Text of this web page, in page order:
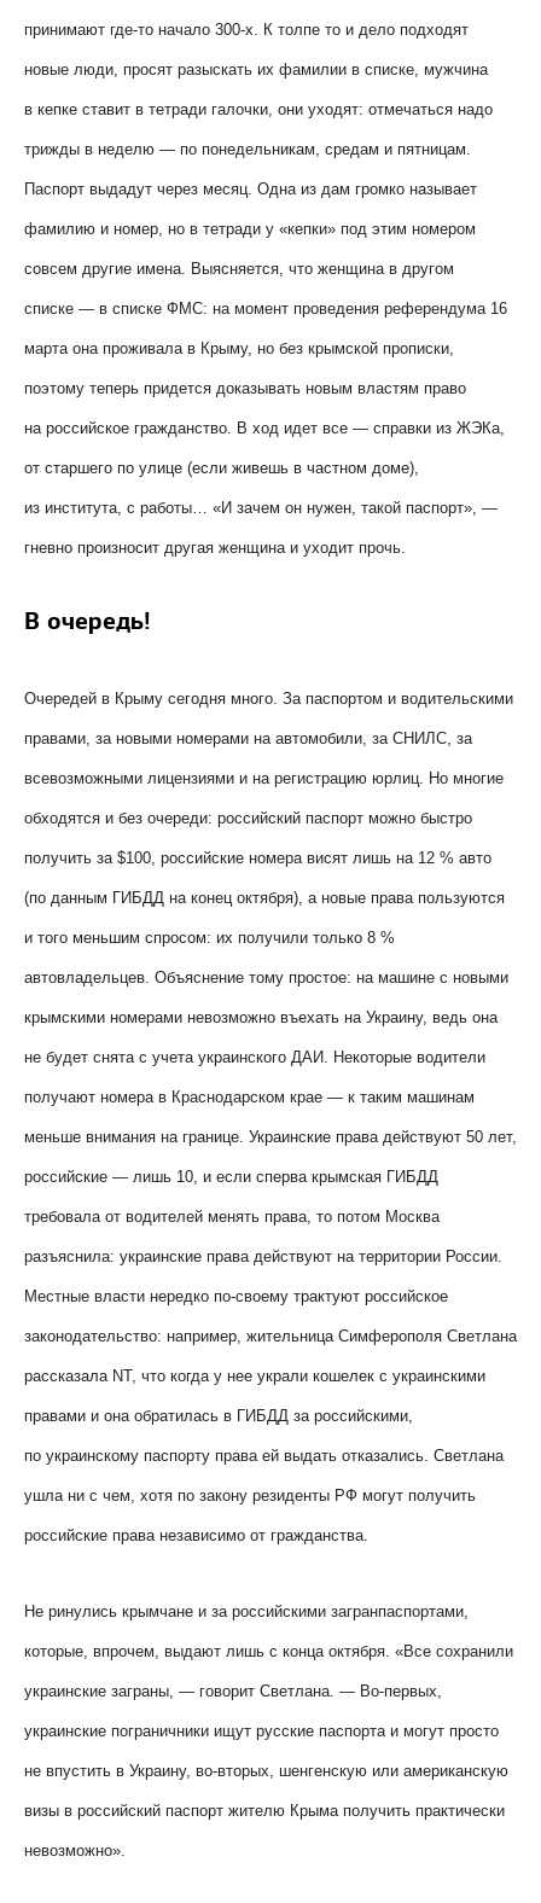
принимают где-то начало 300-х. К толпе то и дело подходят
новые люди, просят разыскать их фамилии в списке, мужчина
в кепке ставит в тетради галочки, они уходят: отмечаться надо
трижды в неделю — по понедельникам, средам и пятницам.
Паспорт выдадут через месяц. Одна из дам громко называет
фамилию и номер, но в тетради у «кепки» под этим номером
совсем другие имена. Выясняется, что женщина в другом
списке — в списке ФМС: на момент проведения референдума 16
марта она проживала в Крыму, но без крымской прописки,
поэтому теперь придется доказывать новым властям право
на российское гражданство. В ход идет все — справки из ЖЭКа,
от старшего по улице (если живешь в частном доме),
из института, с работы… «И зачем он нужен, такой паспорт», —
гневно произносит другая женщина и уходит прочь.
В очередь!
Очередей в Крыму сегодня много. За паспортом и водительскими
правами, за новыми номерами на автомобили, за СНИЛС, за
всевозможными лицензиями и на регистрацию юрлиц. Но многие
обходятся и без очереди: российский паспорт можно быстро
получить за $100, российские номера висят лишь на 12 % авто
(по данным ГИБДД на конец октября), а новые права пользуются
и того меньшим спросом: их получили только 8 %
автовладельцев. Объяснение тому простое: на машине с новыми
крымскими номерами невозможно въехать на Украину, ведь она
не будет снята с учета украинского ДАИ. Некоторые водители
получают номера в Краснодарском крае — к таким машинам
меньше внимания на границе. Украинские права действуют 50 лет,
российские — лишь 10, и если сперва крымская ГИБДД
требовала от водителей менять права, то потом Москва
разъяснила: украинские права действуют на территории России.
Местные власти нередко по-своему трактуют российское
законодательство: например, жительница Симферополя Светлана
рассказала NT, что когда у нее украли кошелек с украинскими
правами и она обратилась в ГИБДД за российскими,
по украинскому паспорту права ей выдать отказались. Светлана
ушла ни с чем, хотя по закону резиденты РФ могут получить
российские права независимо от гражданства.
Не ринулись крымчане и за российскими загранпаспортами,
которые, впрочем, выдают лишь с конца октября. «Все сохранили
украинские заграны, — говорит Светлана. — Во-первых,
украинские пограничники ищут русские паспорта и могут просто
не впустить в Украину, во-вторых, шенгенскую или американскую
визы в российский паспорт жителю Крыма получить практически
невозможно».